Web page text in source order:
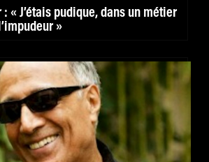
: « J’étais pudique, dans un métier
»